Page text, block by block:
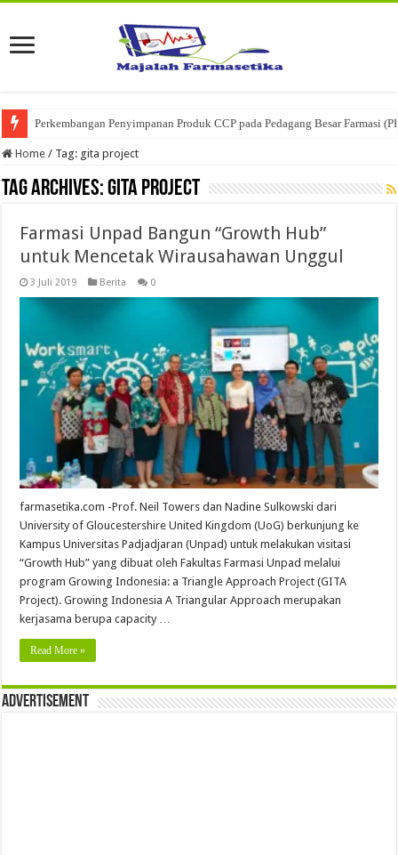
Perkembangan Penyimpanan Produk CCP pada Pedagang Besar Farmasi
Home / Tag: gita project
Tag Archives:gita project
Farmasi Unpad Bangun “Growth Hub”
untuk Mencetak Wirausahawan Unggul
3 Juli 2019 Berita 0
farmasetika.com -Prof. Neil Towers dan Nadine Sulkowski dari
University of Gloucestershire United Kingdom (UoG) berkunjung ke
Kampus Universitas Padjadjaran (Unpad) untuk melakukan visitasi
“Growth Hub” yang dibuat oleh Fakultas Farmasi Unpad melalui
program Growing Indonesia: a Triangle Approach Project (GITA
Project). Growing Indonesia A Triangular Approach merupakan
kerjasama berupa capacity …
Read More »
Advertisement